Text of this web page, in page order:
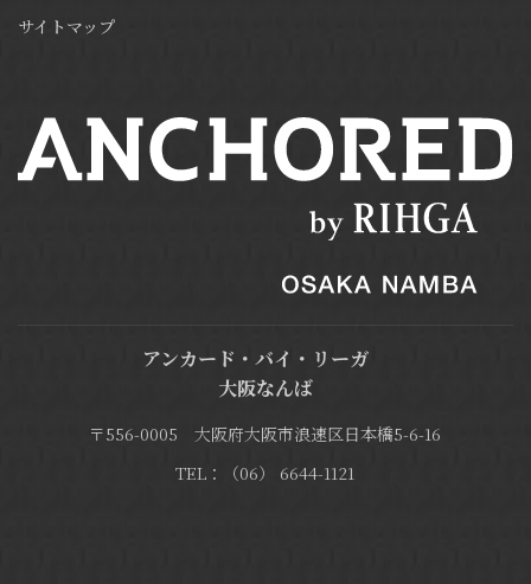
サイトマップ
アンカード・バイ・リーガ
大阪なんば
〒556-0005 大阪府大阪市浪速区日本橋5-6-16
TEL：（06） 6644-1121